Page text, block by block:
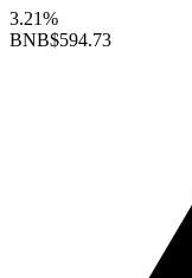
3.21%
BNB$594.73